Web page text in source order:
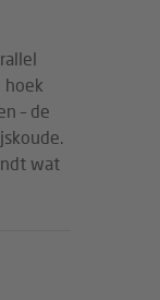
hoek
– de
wat